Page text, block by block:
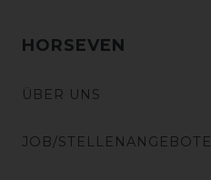
HORSEVEN
ÜBER UNS
JOB/STELLENANGEBOTE